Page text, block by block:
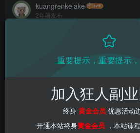
kuangrenkelake
2年前发布
链接进入本站首页：
重要提示，重要提示
加入狂人副
终身 黄金会员 优惠活动
开通本站终身黄金会员 ，本站课